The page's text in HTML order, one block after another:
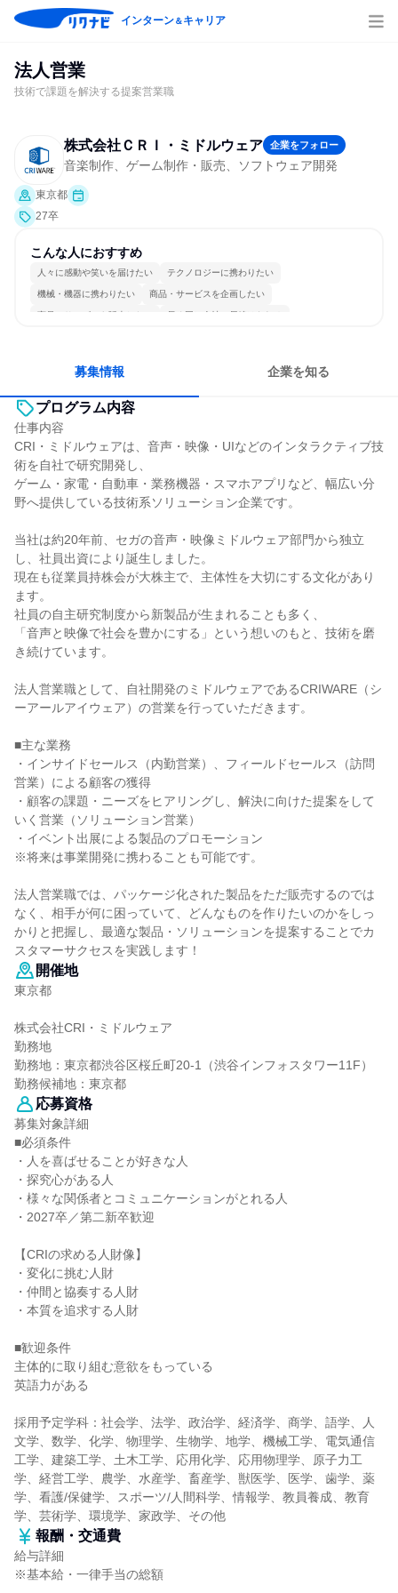
インターン＆キャリア
法人営業
技術で課題を解決する提案営業職
株式会社ＣＲＩ・ミドルウェア 企業をフォロー
音楽制作、ゲーム制作・販売、ソフトウェア開発
東京都
27卒
こんな人におすすめ
人々に感動や笑いを届けたい テクノロジーに携わりたい
機械・機器に携わりたい 商品・サービスを企画したい
商品・サービスを販売したい 長く同じ会社に居続けられる
募集情報 企業を知る
プログラム内容
仕事内容
CRI・ミドルウェアは、音声・映像・UIなどのインタラクティブ技
術を自社で研究開発し、
ゲーム・家電・自動車・業務機器・スマホアプリなど、幅広い分
野へ提供している技術系ソリューション企業です。
当社は約20年前、セガの音声・映像ミドルウェア部門から独立
し、社員出資により誕生しました。
現在も従業員持株会が大株主で、主体性を大切にする文化があり
ます。
社員の自主研究制度から新製品が生まれることも多く、
「音声と映像で社会を豊かにする」という想いのもと、技術を磨
き続けています。
法人営業職として、自社開発のミドルウェアであるCRIWARE（シ
ーアールアイウェア）の営業を行っていただきます。
■主な業務
・インサイドセールス（内勤営業）、フィールドセールス（訪問
営業）による顧客の獲得
・顧客の課題・ニーズをヒアリングし、解決に向けた提案をして
いく営業（ソリューション営業）
・イベント出展による製品のプロモーション
※将来は事業開発に携わることも可能です。
法人営業職では、パッケージ化された製品をただ販売するのでは
なく、相手が何に困っていて、どんなものを作りたいのかをしっ
かりと把握し、最適な製品・ソリューションを提案することでカ
スタマーサクセスを実践します！
開催地
東京都
株式会社CRI・ミドルウェア
勤務地
勤務地：東京都渋谷区桜丘町20-1（渋谷インフォスタワー11F）
勤務候補地：東京都
応募資格
募集対象詳細
■必須条件
・人を喜ばせることが好きな人
・探究心がある人
・様々な関係者とコミュニケーションがとれる人
・2027卒／第二新卒歓迎
【CRIの求める人財像】
・変化に挑む人財
・仲間と協奏する人財
・本質を追求する人財
■歓迎条件
主体的に取り組む意欲をもっている
英語力がある
採用予定学科：社会学、法学、政治学、経済学、商学、語学、人
文学、数学、化学、物理学、生物学、地学、機械工学、電気通信
工学、建築工学、土木工学、応用化学、応用物理学、原子力工
学、経営工学、農学、水産学、畜産学、獣医学、医学、歯学、薬
学、看護/保健学、スポーツ/人間科学、情報学、教員養成、教育
学、芸術学、環境学、家政学、その他
報酬・交通費
給与詳細
※基本給・一律手当の総額